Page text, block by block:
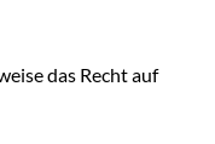
das Recht auf